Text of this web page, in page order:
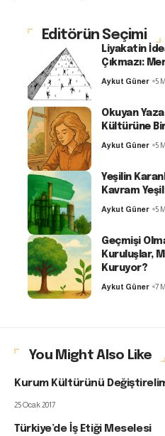
Editörün Seçimi
Liyakatin
Çıkmazı:
Aykut Güner 5
Okuyan
Kültürüne
Aykut Güner 5
Yeşilin
Kavram
Aykut Güner 5
Geçmişi
Kuruluşlar,
Kuruyor?
Aykut Güner 7
You Might Also Like
Kurum Kültürünü
25 Ocak 2017
Türkiye’de İş Etiği Meselesi